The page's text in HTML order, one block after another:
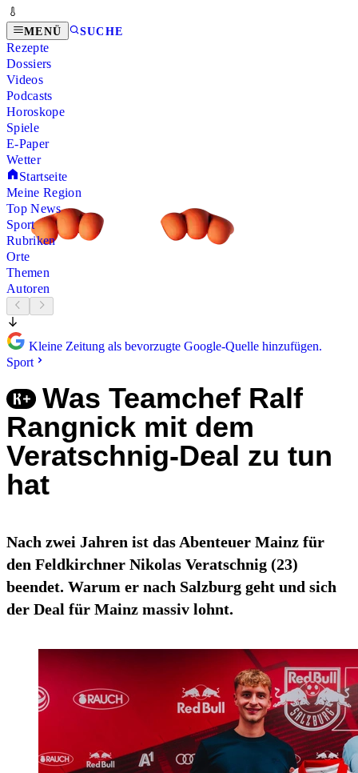
MENÜ SUCHE
Rezepte
Dossiers
Videos
Podcasts
Horoskope
Spiele
E-Paper
Wetter
Startseite
Meine Region
Top News
Sport
Rubriken
Orte
Themen
Autoren
Kleine Zeitung als bevorzugte Google-Quelle hinzufügen.
Sport
Was Teamchef Ralf
Rangnick mit dem
Veratschnig-Deal zu tun
hat
Nach zwei Jahren ist das Abenteuer Mainz für
den Feldkirchner Nikolas Veratschnig (23)
beendet. Warum er nach Salzburg geht und sich
der Deal für Mainz massiv lohnt.